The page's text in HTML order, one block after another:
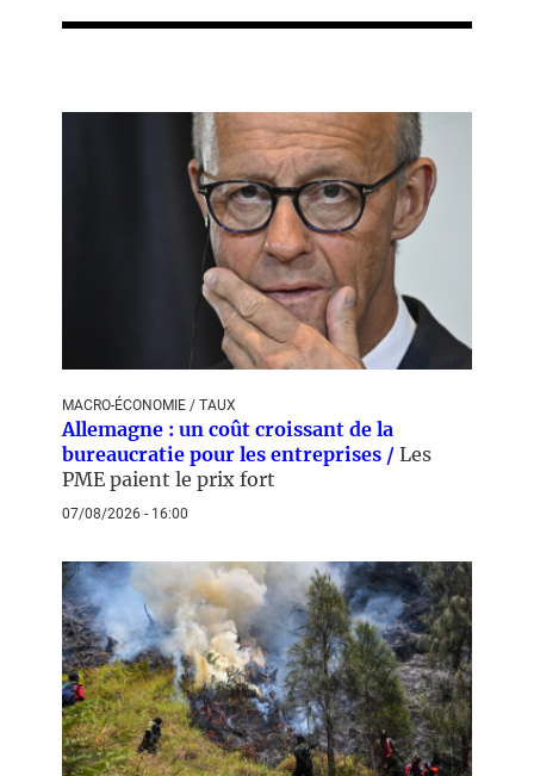
MACRO-ÉCONOMIE / TAUX
Allemagne : un coût croissant de la
bureaucratie pour les entreprises / Les
PME paient le prix fort
07/08/2026 - 16:00